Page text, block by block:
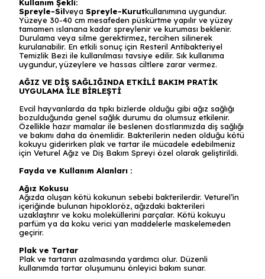
Kullanım Şekli:
Spreyle-Silveya Spreyle-Kurutkullanımına uygundur.
Yüzeye 30-40 cm mesafeden püskürtme yapılır ve yüzey
tamamen ıslanana kadar spreylenir ve kuruması beklenir.
Durulama veya silme gerektirmez, tercihen silinerek
kurulanabilir. En etkili sonuç için Resteril Antibakteriyel
Temizlik Bezi ile kullanılması tavsiye edilir. Sık kullanıma
uygundur, yüzeylere ve hassas ciltlere zarar vermez.
AĞIZ VE DİŞ SAĞLIĞINDA ETKİLİ BAKIM PRATİK
UYGULAMA İLE BİRLEŞTİ
Evcil hayvanlarda da tıpkı bizlerde olduğu gibi ağız sağlığı
bozulduğunda genel sağlık durumu da olumsuz etkilenir.
Özellikle hazır mamalar ile beslenen dostlarımızda diş sağlığı
ve bakımı daha da önemlidir. Bakterilerin neden olduğu kötü
kokuyu giderirken plak ve tartar ile mücadele edebilmeniz
için Veturel Ağız ve Diş Bakım Spreyi özel olarak geliştirildi.
Fayda ve Kullanım Alanları :
Ağız Kokusu
Ağızda oluşan kötü kokunun sebebi bakterilerdir. Veturel’in
içeriğinde bulunan hipokloröz, ağızdaki bakterileri
uzaklaştırır ve koku moleküllerini parçalar. Kötü kokuyu
parfüm ya da koku verici yan maddelerle maskelemeden
geçirir.
Plak ve Tartar
Plak ve tartarın azalmasında yardımcı olur. Düzenli
kullanımda tartar oluşumunu önleyici bakım sunar.